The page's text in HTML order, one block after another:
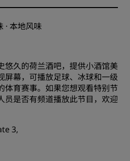
· 本地风味
悠久的荷兰酒吧，提供小酒馆美
屏幕，可播放足球、冰球和一级
体育赛事。如果您想观看特别节
员是否有频道播放此节目，欢迎
3,